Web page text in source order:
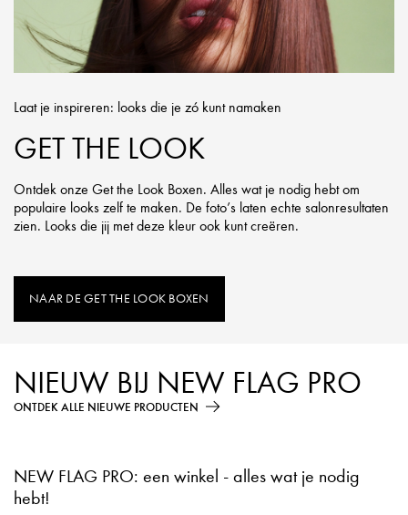
Laat je inspireren: looks die je zó kunt namaken
GET THE LOOK
Ontdek onze Get the Look Boxen. Alles wat je nodig hebt om
populaire looks zelf te maken. De foto’s laten echte salonresultaten
zien. Looks die jij met deze kleur ook kunt creëren.
NAAR DE GET THE LOOK BOXEN
NIEUW BIJ NEW FLAG PRO
ONTDEK ALLE NIEUWE PRODUCTEN
NEW FLAG PRO: een winkel - alles wat je nodig
hebt!